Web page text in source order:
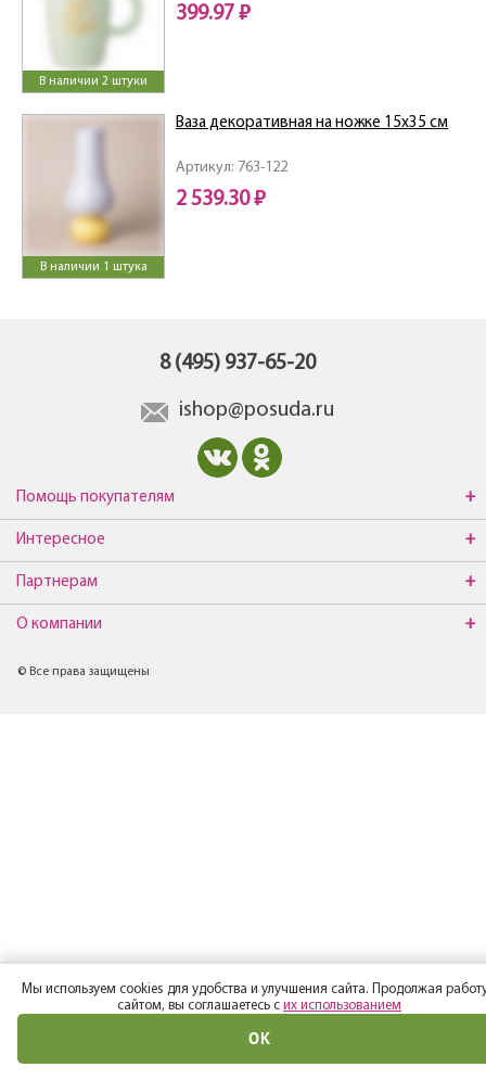
В наличии 2 штуки
399.97 ₽
В наличии 1 штука
Артикул: 763-122
Ваза декоративная на ножке 15х35 см
2 539.30 ₽
8 (495) 937-65-20
ishop@posuda.ru
Помощь покупателям
Интересное
Партнерам
О компании
© Все права защищены
Мы используем cookies для удобства и улучшения сайта. Продолжая
сайтом, вы соглашаетесь с их использованием
ОК